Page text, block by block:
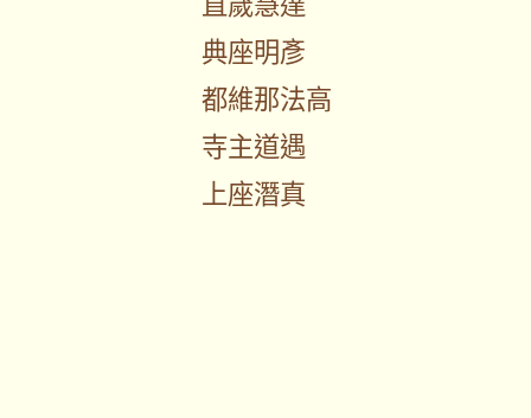
典座明彥
都維那法高
寺主道遇
上座潛真